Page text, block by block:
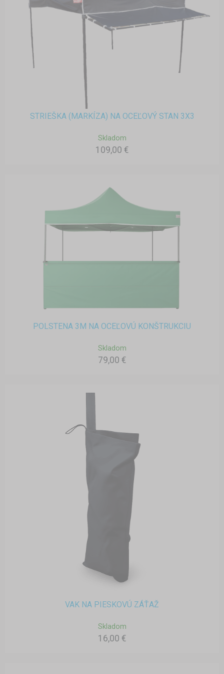
STRIEŠKA (MARKÍZA) NA OCEĽOVÝ STAN 3X3
Skladom
109,00 €
POLSTENA 3M NA OCEĽOVÚ KONŠTRUKCIU
Skladom
79,00 €
VAK NA PIESKOVÚ ZÁŤAŽ
Skladom
16,00 €